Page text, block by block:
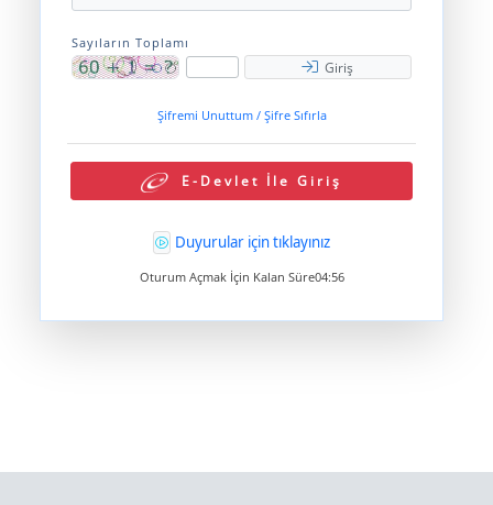
Sayıların Toplamı
Giriş
Şifremi Unuttum / Şifre Sıfırla
E-Devlet İle Giriş
Duyurular için tıklayınız
Oturum Açmak İçin Kalan Süre04:55